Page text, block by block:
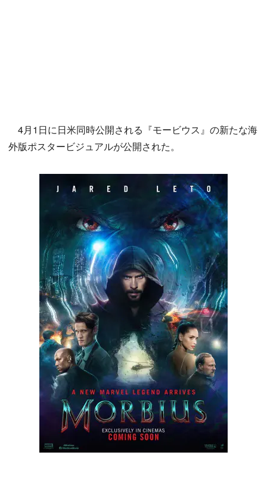
4月1日に日米同時公開される『モービウス』の新たな海
外版ポスタービジュアルが公開された。